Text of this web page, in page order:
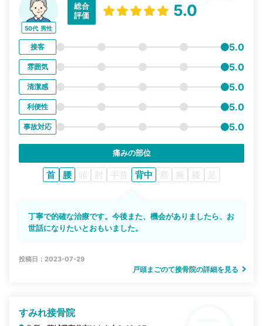
50代 男性
総合
評価
5.0
接客 5.0
雰囲気 5.0
清潔感 5.0
利便性 5.0
事故対応 5.0
痛みの部位
首 腰 頭 肘 手首 背中 肩 腕 膝 足
丁寧で的確な治療です。今後また、機会がありましたら、お
世話になりたいとおもいました。
投稿日：2023-07-29
戸頭まごのて接骨院の詳細を見る
すみれ接骨院